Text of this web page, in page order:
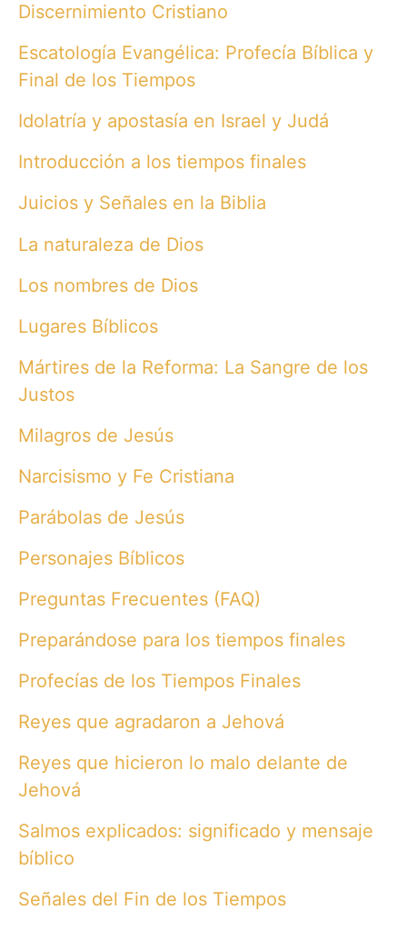
Discernimiento Cristiano
Escatología Evangélica: Profecía Bíblica y
Final de los Tiempos
Idolatría y apostasía en Israel y Judá
Introducción a los tiempos finales
Juicios y Señales en la Biblia
La naturaleza de Dios
Los nombres de Dios
Lugares Bíblicos
Mártires de la Reforma: La Sangre de los
Justos
Milagros de Jesús
Narcisismo y Fe Cristiana
Parábolas de Jesús
Personajes Bíblicos
Preguntas Frecuentes (FAQ)
Preparándose para los tiempos finales
Profecías de los Tiempos Finales
Reyes que agradaron a Jehová
Reyes que hicieron lo malo delante de
Jehová
Salmos explicados: significado y mensaje
bíblico
Señales del Fin de los Tiempos